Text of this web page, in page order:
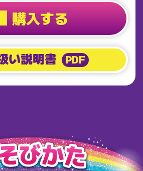
購入する
い説明書 PDF